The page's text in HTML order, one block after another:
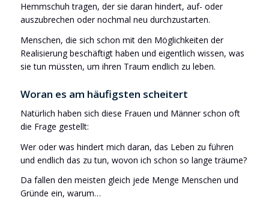
Hemmschuh tragen, der sie daran hindert, auf- oder
auszubrechen oder nochmal neu durchzustarten.
Menschen, die sich schon mit den Möglichkeiten der
Realisierung beschäftigt haben und eigentlich wissen, was
sie tun müssten, um ihren Traum endlich zu leben.
Woran es am häufigsten scheitert
Natürlich haben sich diese Frauen und Männer schon oft
die Frage gestellt:
Wer oder was hindert mich daran, das Leben zu führen
und endlich das zu tun, wovon ich schon so lange träume?
Da fallen den meisten gleich jede Menge Menschen und
Gründe ein, warum…